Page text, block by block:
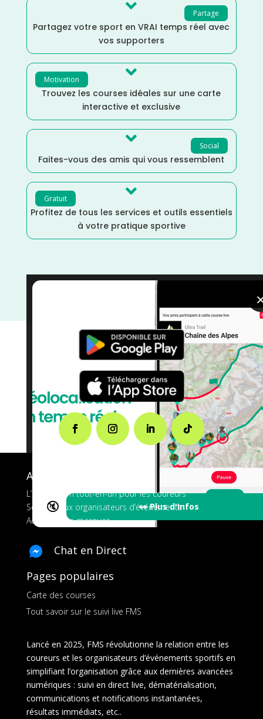
Partage

Partagez votre sport en VRAI temps réel avec
vos supporters
Motivation 
Trouvez les courses idéales sur une carte
interactive et exclusive
Social

Faites-vous des amis qui vous ressemblent
Gratuit 
Profitez de tous les services et outils essentiels
à votre pratique sportive
🔇 👀 Plus d'Infos
Course à Pied
A propos de FMS
L’application tout-en-un pour les coureurs
Services aux organisateurs d’événements
Ads pour les marques
Chat en Direct
Pages populaires
Carte des courses
Tout savoir sur le suivi live FMS
Lancé en 2025, FMS révolutionne la relation entre les
coureurs et les organisateurs d’événements sportifs en
simplifiant l’organisation grâce aux dernières avancées
numériques : suivi en direct live, dématérialisation,
communications et notifications instantanées,
résultats immédiats, etc..